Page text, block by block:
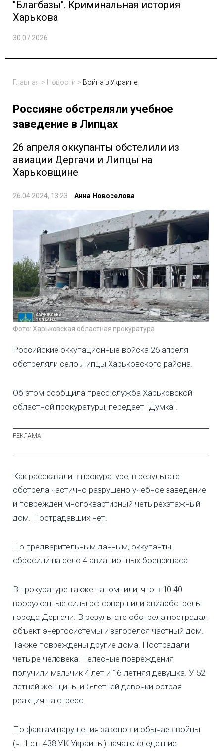
"Благбазы". Криминальная история
Харькова
30.07.2026
Главная > Новости > Война в Украине
Россияне обстреляли учебное
заведение в Липцах
26 апреля оккупанты обстелили из
авиации Дергачи и Липцы на
Харьковщине
26.04.2024, 13:23 Анна Новоселова
Фото: Харьковская областная прокуратура
Российские оккупационные войска 26 апреля
обстреляли село Липцы Харьковского района.
Об этом сообщила пресс-служба Харьковской
областной прокуратуры, передает "Думка".
Как рассказали в прокуратуре, в результате
обстрела частично разрушено учебное заведение
и поврежден многоквартирный четырехэтажный
дом. Пострадавших нет.
По предварительным данным, оккупанты
сбросили на село 4 авиационных боеприпаса.
В прокуратуре также напомнили, что в 10:40
вооруженные силы рф совершили авиаобстрелы
города Дергачи. В результате обстрела пострадал
объект энергосистемы и загорелся частный дом.
Также повреждены другие дома. Пострадали
четыре человека. Телесные повреждения
получили мальчик 4 лет и 16-летняя девушка. У 52-
летней женщины и 5-летней девочки острая
реакция на стресс.
По фактам нарушения законов и обычаев войны
(ч. 1 ст. 438 УК Украины) начато следствие.